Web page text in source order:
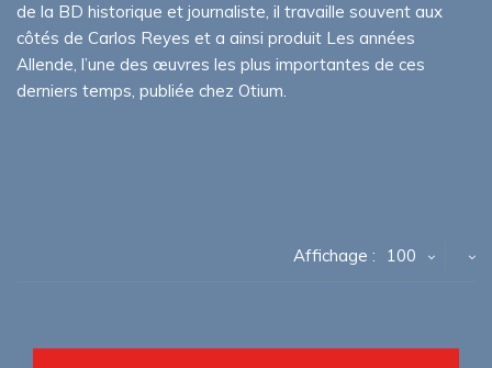
de la BD historique et journaliste, il travaille souvent aux
côtés de Carlos Reyes et a ainsi produit Les années
Allende, l’une des œuvres les plus importantes de ces
derniers temps, publiée chez Otium.
Affichage : 100